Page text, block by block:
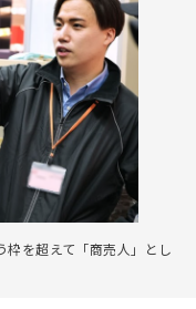
枠を超えて「商売人」とし